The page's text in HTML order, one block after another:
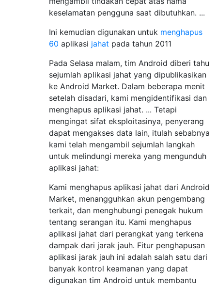
keselamatan pengguna saat dibutuhkan. ...
Ini kemudian digunakan untuk menghapus
60 aplikasi jahat pada tahun 2011
Pada Selasa malam, tim Android diberi tahu
sejumlah aplikasi jahat yang dipublikasikan
ke Android Market. Dalam beberapa menit
setelah disadari, kami mengidentifikasi dan
menghapus aplikasi jahat. ... Tetapi
mengingat sifat eksploitasinya, penyerang
dapat mengakses data lain, itulah sebabnya
kami telah mengambil sejumlah langkah
untuk melindungi mereka yang mengunduh
aplikasi jahat:
Kami menghapus aplikasi jahat dari Android
Market, menangguhkan akun pengembang
terkait, dan menghubungi penegak hukum
tentang serangan itu. Kami menghapus
aplikasi jahat dari perangkat yang terkena
dampak dari jarak jauh. Fitur penghapusan
aplikasi jarak jauh ini adalah salah satu dari
banyak kontrol keamanan yang dapat
digunakan tim Android untuk membantu